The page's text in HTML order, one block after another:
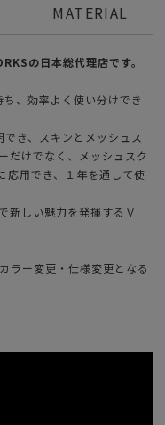
の日本総代理店です。
、効率よく使い分けでき
き、スキンとメッシュス
だけでなく、メッシュスク
応用でき、１年を通して使
新しい魅力を発揮するＶ
ラー変更・仕様変更となる
MATERIAL